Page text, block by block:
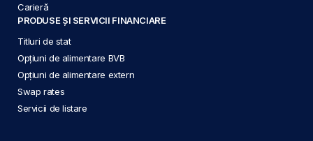
Carieră
PRODUSE ȘI SERVICII FINANCIARE
Titluri de stat
Opțiuni de alimentare BVB
Opțiuni de alimentare extern
Swap rates
Servicii de listare